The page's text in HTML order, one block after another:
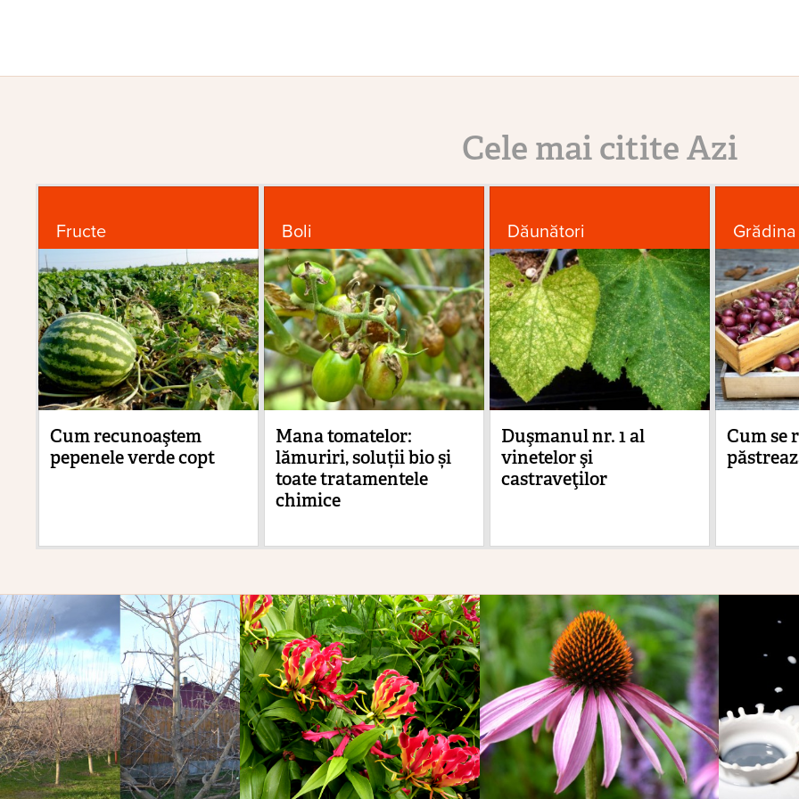
Cele mai citite Azi
Fructe
Cum recunoaştem
pepenele verde copt
Boli
Mana tomatelor:
lămuriri, soluții bio și
toate tratamentele
chimice
Dăunători
Duşmanul nr. 1 al
vinetelor şi
castraveţilor
Cum se